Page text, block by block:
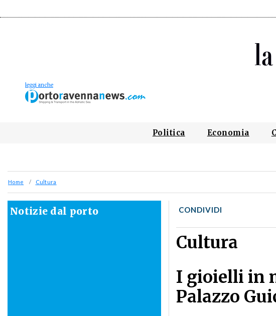
Politica Economia
Home Cultura
Notizie dal porto CONDIVIDI
Cultura
I gioielli in
Palazzo